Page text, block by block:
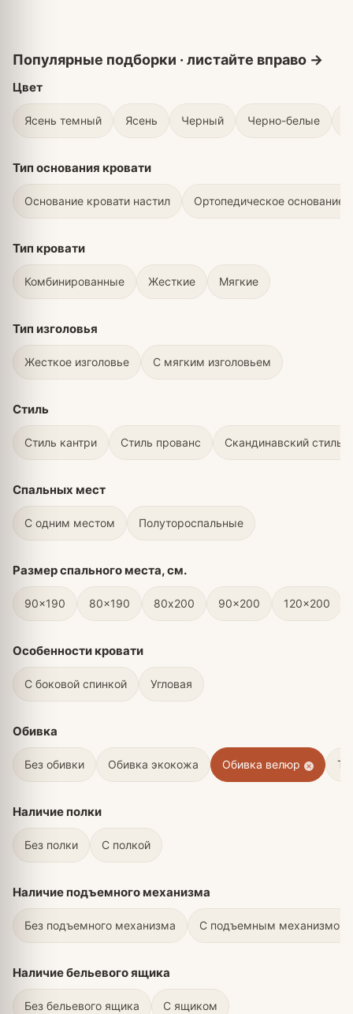
Цвет
Ясень темный Ясень Черный Черно-белые
Тип основания кровати
Основание кровати настил Ортопедическое основание
Тип кровати
Комбинированные Жесткие Мягкие
Тип изголовья
Жесткое изголовье С мягким изголовьем
Стиль
Стиль кантри Стиль прованс Скандинавский стиль
Спальных мест
С одним местом Полутороспальные
Размер спального места, см.
90x190 80x190 80х200 90x200 120x200
Особенности кровати
С боковой спинкой Угловая
Обивка
Без обивки Обивка экокожа Обивка велюр
Наличие полки
Без полки С полкой
Наличие подъемного механизма
Без подъемного механизма С подъемным механизмом
Наличие бельевого ящика
Без бельевого ящика С ящиком